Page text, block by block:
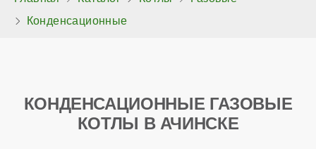
Конденсационные
КОНДЕНСАЦИОННЫЕ ГАЗОВЫЕ
КОТЛЫ В АЧИНСКЕ